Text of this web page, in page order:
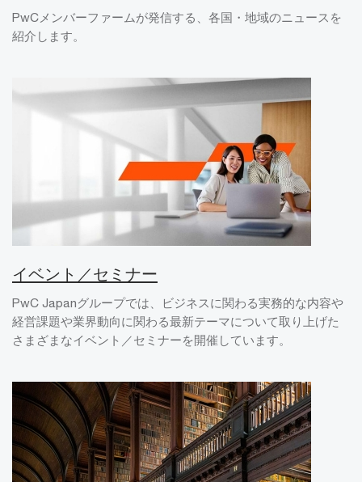
PwCメンバーファームが発信する、各国・地域のニュースを
紹介します。
イベント／セミナー
PwC Japanグループでは、ビジネスに関わる実務的な内容や
経営課題や業界動向に関わる最新テーマについて取り上げた
さまざまなイベント／セミナーを開催しています。